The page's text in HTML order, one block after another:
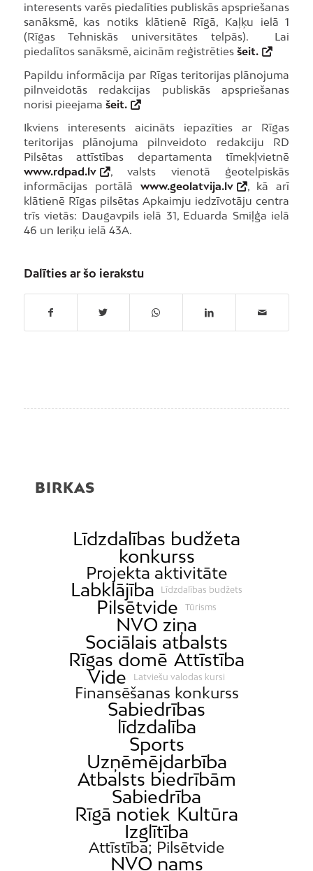
interesents varēs piedalīties publiskās apspriešanas
sanāksmē, kas notiks klātienē Rīgā, Kaļķu ielā 1
(Rīgas Tehniskās universitātes telpās). Lai
piedalītos sanāksmē, aicinām reģistrēties šeit.
Papildu informācija par Rīgas teritorijas plānojuma
pilnveidotās redakcijas publiskās apspriešanas
norisi pieejama šeit.
Ikviens interesents aicināts iepazīties ar Rīgas
teritorijas plānojuma pilnveidoto redakciju RD
Pilsētas attīstības departamenta tīmekļvietnē
www.rdpad.lv
, valsts vienotā ģeotelpiskās
informācijas portālā www.geolatvija.lv
, kā arī
klātienē Rīgas pilsētas Apkaimju iedzīvotāju centra
trīs vietās: Daugavpils ielā 31, Eduarda Smiļģa ielā
46 un Ieriķu ielā 43A.
Dalīties ar šo ierakstu
BIRKAS
Līdzdalības budžeta
konkurss
Projekta aktivitāte
Labklājība Līdzdalības budžets
Pilsētvide Tūrisms
NVO ziņa
Sociālais atbalsts
Rīgas domē Attīstība
Vide
Latviešu valodas kursi
Finansēšanas konkurss
Sabiedrības
līdzdalība
Sports
Uzņēmējdarbība
Atbalsts biedrībām
Sabiedrība
Rīgā notiek Kultūra
Izglītība
Attīstība; Pilsētvide
NVO nams